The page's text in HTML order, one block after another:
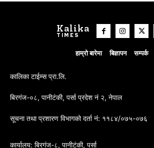
Kalika
TIMES
हाम्रो बारेमा बिज्ञापन सम्पर्क
कालिका टाईम्स प्रा.लि.
बिरगंज-०८, पानीटंकी, पर्सा प्रदेश नं २, नेपाल
सूचना तथा प्रशारण विभागको दर्ता नं: ११८४/०७५-०७६
कार्यालय: बिरगंज-८, पानीटंकी, पर्सा